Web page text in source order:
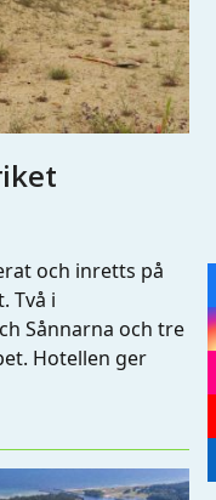
och inretts på
Två i
Sånnarna och tre
Hotellen ger